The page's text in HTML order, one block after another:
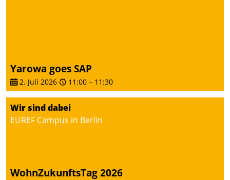
Yarowa goes SAP
2. Juli 2026 11:00 – 11:30
Wir sind dabei
EUREF Campus in Berlin
WohnZukunftsTag 2026